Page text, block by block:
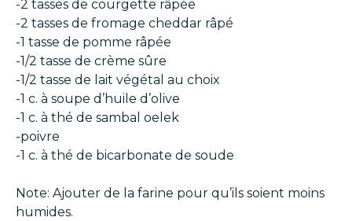
-2 tasses de courgette râpée
-2 tasses de fromage cheddar râpé
-1 tasse de pomme râpée
-1/2 tasse de crème sûre
-1/2 tasse de lait végétal au choix
-1 c. à soupe d’huile d’olive
-1 c. à thé de sambal oelek
-poivre
-1 c. à thé de bicarbonate de soude
Note: Ajouter de la farine pour qu’ils soient moins
humides.